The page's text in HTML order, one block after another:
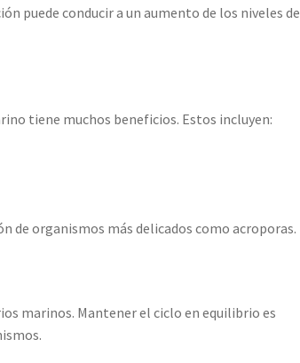
puede conducir a un aumento de los niveles de
tiene muchos beneficios. Estos incluyen:
de organismos más delicados como acroporas.
marinos. Mantener el ciclo en equilibrio es